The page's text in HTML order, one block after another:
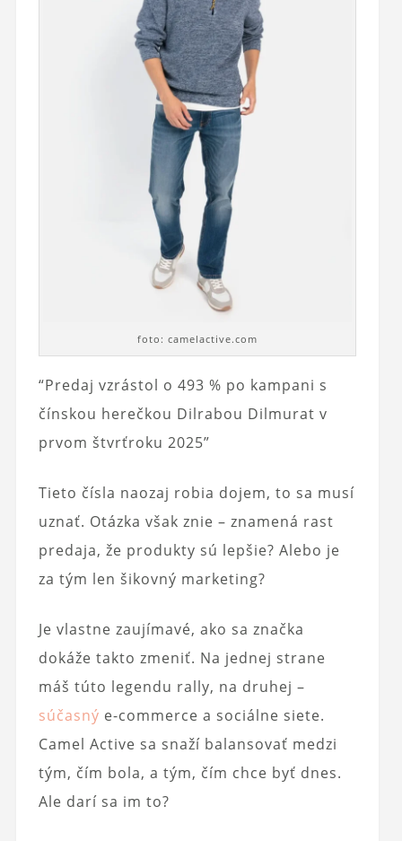
foto: camelactive.com
“Predaj vzrástol o 493 % po kampani s
čínskou herečkou Dilrabou Dilmurat v
prvom štvrťroku 2025”
Tieto čísla naozaj robia dojem, to sa musí
uznať. Otázka však znie – znamená rast
predaja, že produkty sú lepšie? Alebo je
za tým len šikovný marketing?
Je vlastne zaujímavé, ako sa značka
dokáže takto zmeniť. Na jednej strane
máš túto legendu rally, na druhej –
súčasný e-commerce a sociálne siete.
Camel Active sa snaží balansovať medzi
tým, čím bola, a tým, čím chce byť dnes.
Ale darí sa im to?